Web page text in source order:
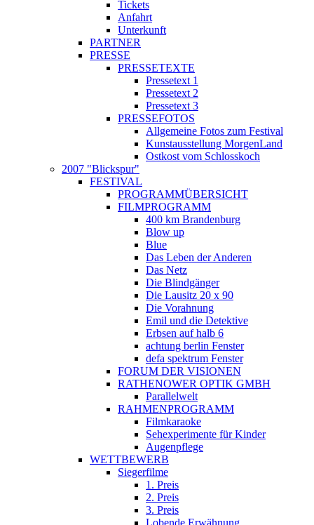
Tickets
Anfahrt
Unterkunft
PARTNER
PRESSE
PRESSETEXTE
Pressetext 1
Pressetext 2
Pressetext 3
PRESSEFOTOS
Allgemeine Fotos zum Festival
Kunstausstellung MorgenLand
Ostkost vom Schlosskoch
2007 "Blickspur"
FESTIVAL
PROGRAMMÜBERSICHT
FILMPROGRAMM
400 km Brandenburg
Blow up
Blue
Das Leben der Anderen
Das Netz
Die Blindgänger
Die Lausitz 20 x 90
Die Vorahnung
Emil und die Detektive
Erbsen auf halb 6
achtung berlin Fenster
defa spektrum Fenster
FORUM DER VISIONEN
RATHENOWER OPTIK GMBH
Parallelwelt
RAHMENPROGRAMM
Filmkaraoke
Sehexperimente für Kinder
Augenpflege
WETTBEWERB
Siegerfilme
1. Preis
2. Preis
3. Preis
Lobende Erwähnung